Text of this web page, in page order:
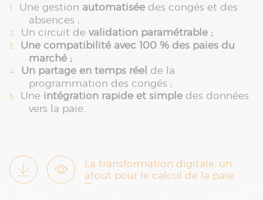
Une gestion automatisée des congés et des
absences ;
Un circuit de validation paramétrable ;
Une compatibilité avec 100 % des paies du
marché ;
Un partage en temps réel de la
programmation des congés ;
Une intégration rapide et simple des données
vers la paie.
La transformation digitale, un
atout pour le calcul de la paie